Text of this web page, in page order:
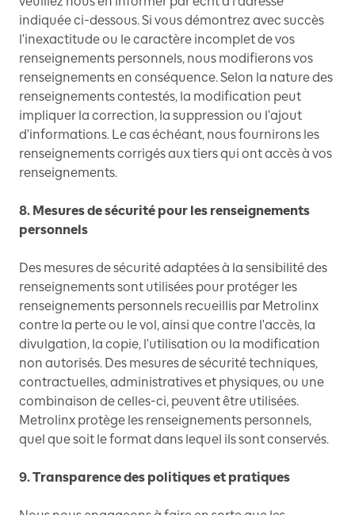
indiquée ci-dessous. Si vous démontrez avec succès
l'inexactitude ou le caractère incomplet de vos
renseignements personnels, nous modifierons vos
renseignements en conséquence. Selon la nature des
renseignements contestés, la modification peut
impliquer la correction, la suppression ou l'ajout
d'informations. Le cas échéant, nous fournirons les
renseignements corrigés aux tiers qui ont accès à vos
renseignements.
8. Mesures de sécurité pour les renseignements
personnels
Des mesures de sécurité adaptées à la sensibilité des
renseignements sont utilisées pour protéger les
renseignements personnels recueillis par Metrolinx
contre la perte ou le vol, ainsi que contre l'accès, la
divulgation, la copie, l'utilisation ou la modification
non autorisés. Des mesures de sécurité techniques,
contractuelles, administratives et physiques, ou une
combinaison de celles-ci, peuvent être utilisées.
Metrolinx protège les renseignements personnels,
quel que soit le format dans lequel ils sont conservés.
9. Transparence des politiques et pratiques